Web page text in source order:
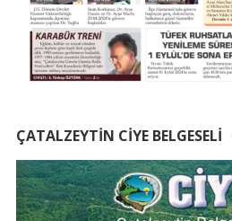
ÇATALZEYTIN CIYE BELGESELI